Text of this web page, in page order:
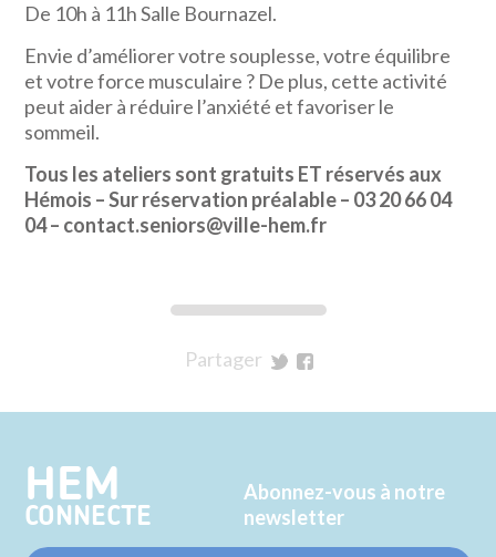
De 10h à 11h Salle Bournazel.
Envie d’améliorer votre souplesse, votre équilibre
et votre force musculaire ? De plus, cette activité
peut aider à réduire l’anxiété et favoriser le
sommeil.
Tous les ateliers sont gratuits ET réservés aux
Hémois – Sur réservation préalable – 03 20 66 04
04 – contact.seniors@ville-hem.fr
Partager
Twitter
Facebook
HEM
CONNECTE
Abonnez-vous à notre
newsletter